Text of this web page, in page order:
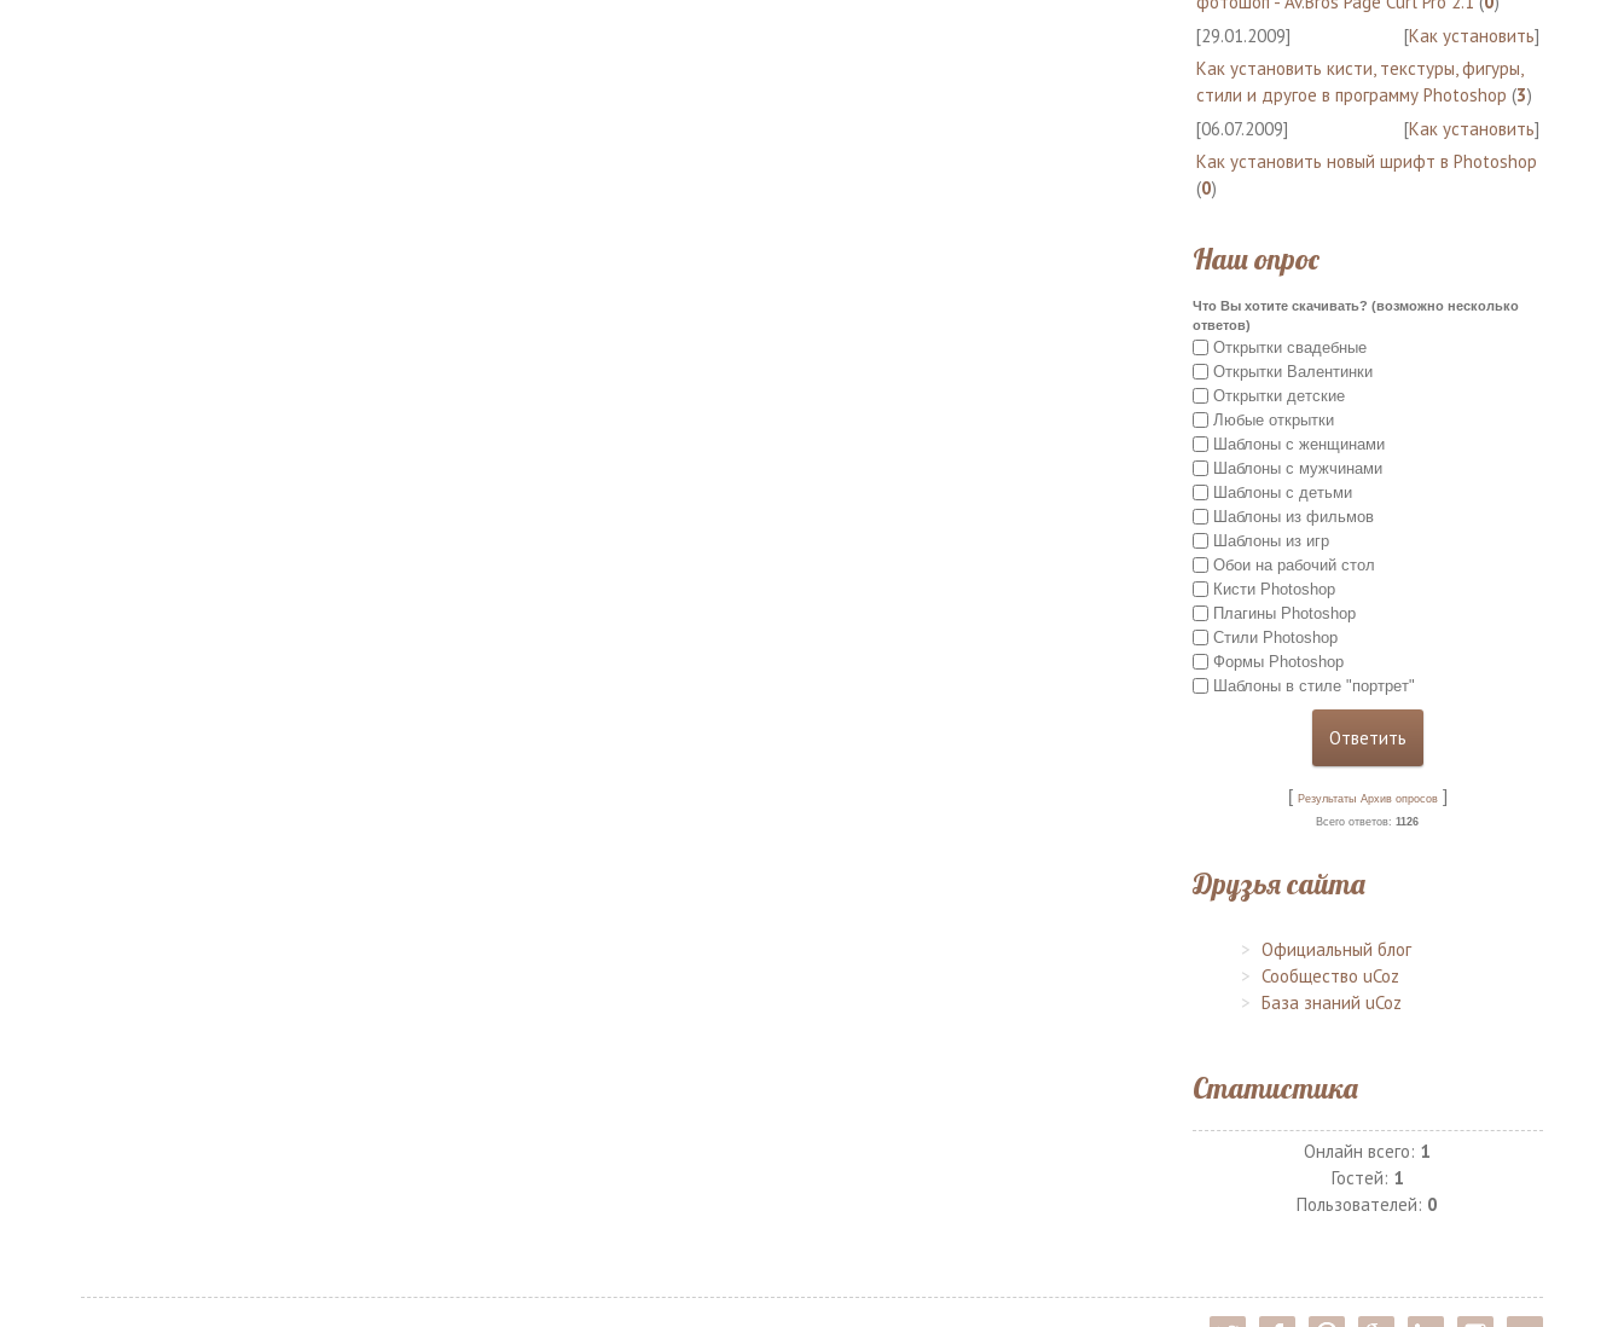
[29.01.2009]
[Как установить]
Как установить кисти, текстуры, фигуры,
стили и другое в программу Photoshop (3)
[06.07.2009]
[Как установить]
Как установить новый шрифт в Photoshop
(0)
Наш опрос
Что Вы хотите скачивать? (возможно несколько
ответов)
Открытки свадебные
Открытки Валентинки
Открытки детские
Любые открытки
Шаблоны с женщинами
Шаблоны с мужчинами
Шаблоны с детьми
Шаблоны из фильмов
Шаблоны из игр
Обои на рабочий стол
Кисти Photoshop
Плагины Photoshop
Стили Photoshop
Формы Photoshop
Шаблоны в стиле "портрет"
[ Результаты Архив опросов]
Всего ответов:1126
Друзья сайта
Официальный блог
Сообщество uCoz
База знаний uCoz
Статистика
Онлайн всего: 1
Гостей: 1
Пользователей: 0